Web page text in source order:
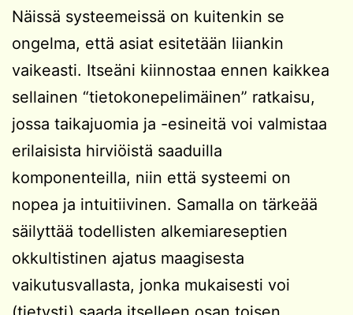
Näissä systeemeissä on kuitenkin se
ongelma, että asiat esitetään liiankin
vaikeasti. Itseäni kiinnostaa ennen kaikkea
sellainen “tietokonepelimäinen” ratkaisu,
jossa taikajuomia ja -esineitä voi valmistaa
erilaisista hirviöistä saaduilla
komponenteilla, niin että systeemi on
nopea ja intuitiivinen. Samalla on tärkeää
säilyttää todellisten alkemiareseptien
okkultistinen ajatus maagisesta
vaikutusvallasta, jonka mukaisesti voi